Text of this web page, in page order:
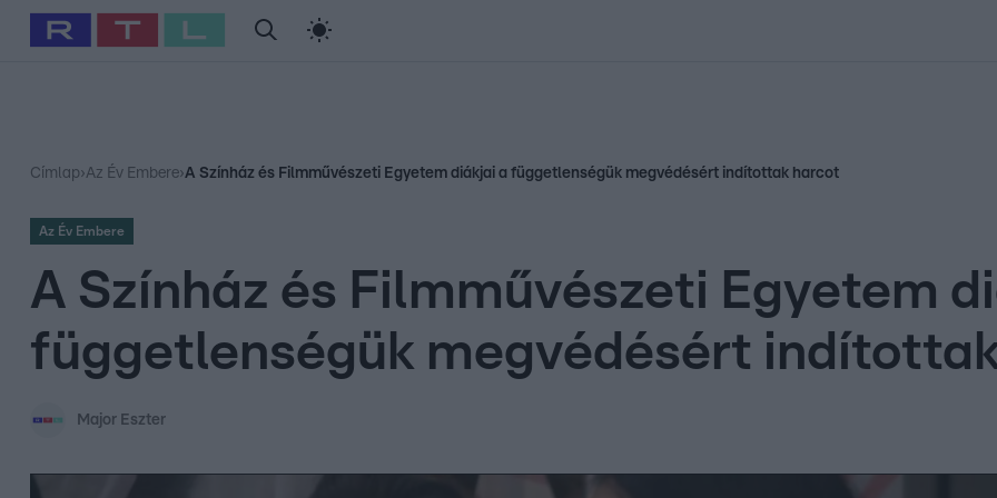
Babits Marcella Szellő István Most Wanted
Címlap›Az Év Embere›A Színház és Filmművészeti Egyetem diákjai a függetlenségük megvédésért indítottak harcot
Az Év Embere
A Színház és Filmművészeti Egyetem
függetlenségük megvédésért
Major Eszter